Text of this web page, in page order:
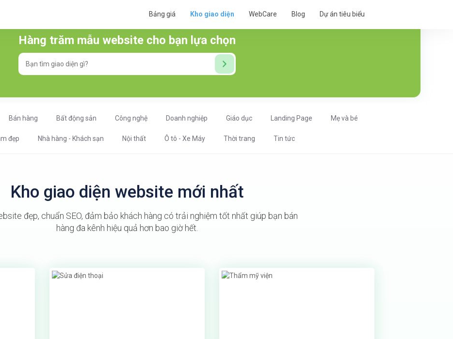
Bảng giá Kho giao diện WebCare Blog Dự án tiêu biểu
Hàng trăm mẫu website cho bạn lựa chọn
Bán hàng Bất động sản Công nghệ Doanh nghiệp Giáo dục Landing Page Mẹ và bé
đẹp Nhà hàng - Khách sạn Nội thất Ô tô - Xe Máy Thời trang Tin tức
Kho giao diện website mới nhất
đẹp, chuẩn SEO, đảm bảo khách hàng có trải nghiệm tốt nhất giúp bạn bán
hàng đa kênh hiệu quả hơn bao giờ hết.